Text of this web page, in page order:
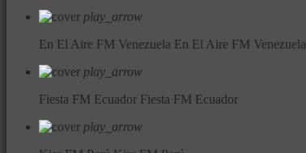
play_arrow
En El Aire FM Venezuela En El Aire FM Venezuela
play_arrow
Fiesta FM Ecuador Fiesta FM Ecuador
play_arrow